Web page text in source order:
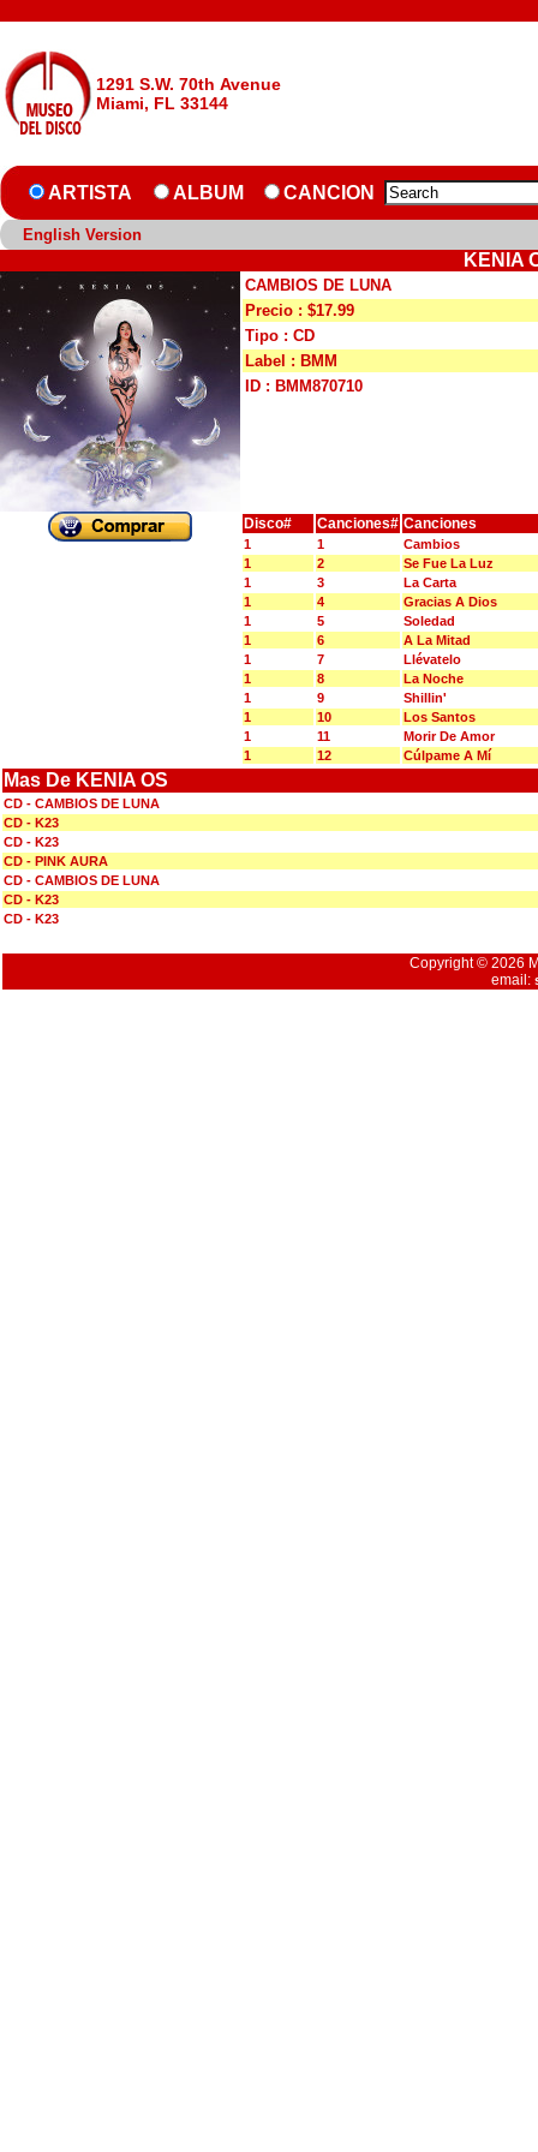
1291 S.W. 70th Avenue
Miami, FL 33144
ARTISTA ALBUM CANCION
English Version
KENIA
CAMBIOS DE LUNA
Precio : $17.99
Tipo : CD
Label : BMM
ID : BMM870710
Disco# Canciones# Canciones
1 1
Cambios
1
2
Se Fue La Luz
1
3
La Carta
1
4
Gracias A Dios
1
5
Soledad
1
6
A La Mitad
1
7
Llévatelo
1
8
La Noche
1
9
Shillin'
1
10
Los Santos
1
11
Morir De Amor
1
12 Cúlpame A Mí
Mas De KENIA OS
CD - CAMBIOS DE LUNA
CD - K23
CD - K23
CD - PINK AURA
CD - CAMBIOS DE LUNA
CD - K23
CD - K23
Copyright © 2026
email: